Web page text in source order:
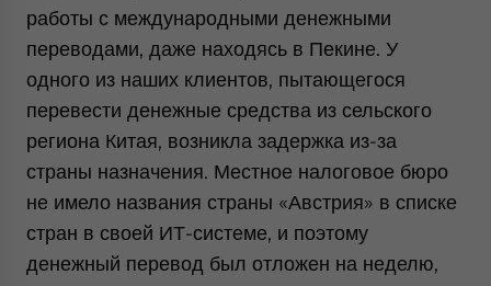
работы с международными денежными
переводами, даже находясь в Пекине. У
одного из наших клиентов, пытающегося
перевести денежные средства из сельского
региона Китая, возникла задержка из-за
страны назначения. Местное налоговое бюро
не имело названия страны «Австрия» в списке
стран в своей ИТ-системе, и поэтому
денежный перевод был отложен на неделю,